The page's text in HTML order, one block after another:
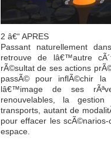
2 â€“ APRES
Passant naturellement
retrouve de lâ€™autre
rÃ©sultat de ses actions
passÃ© pour inflÃ©chir
lâ€™image de ses
renouvelables, la
transports, autant de
pour effacer les
espace.